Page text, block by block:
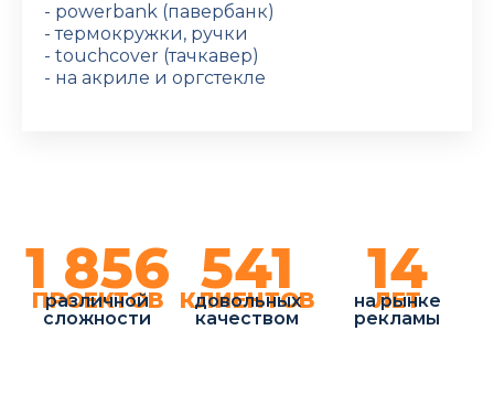
- powerbank (павербанк)
- термокружки, ручки
- touchcover (тачкавер)
- на акриле и оргстекле
1 856
ПРОЕКТОВ
различной
сложности
541
КЛИЕНТОВ
довольных
качеством
14
ЛЕТ
на рынке
рекламы